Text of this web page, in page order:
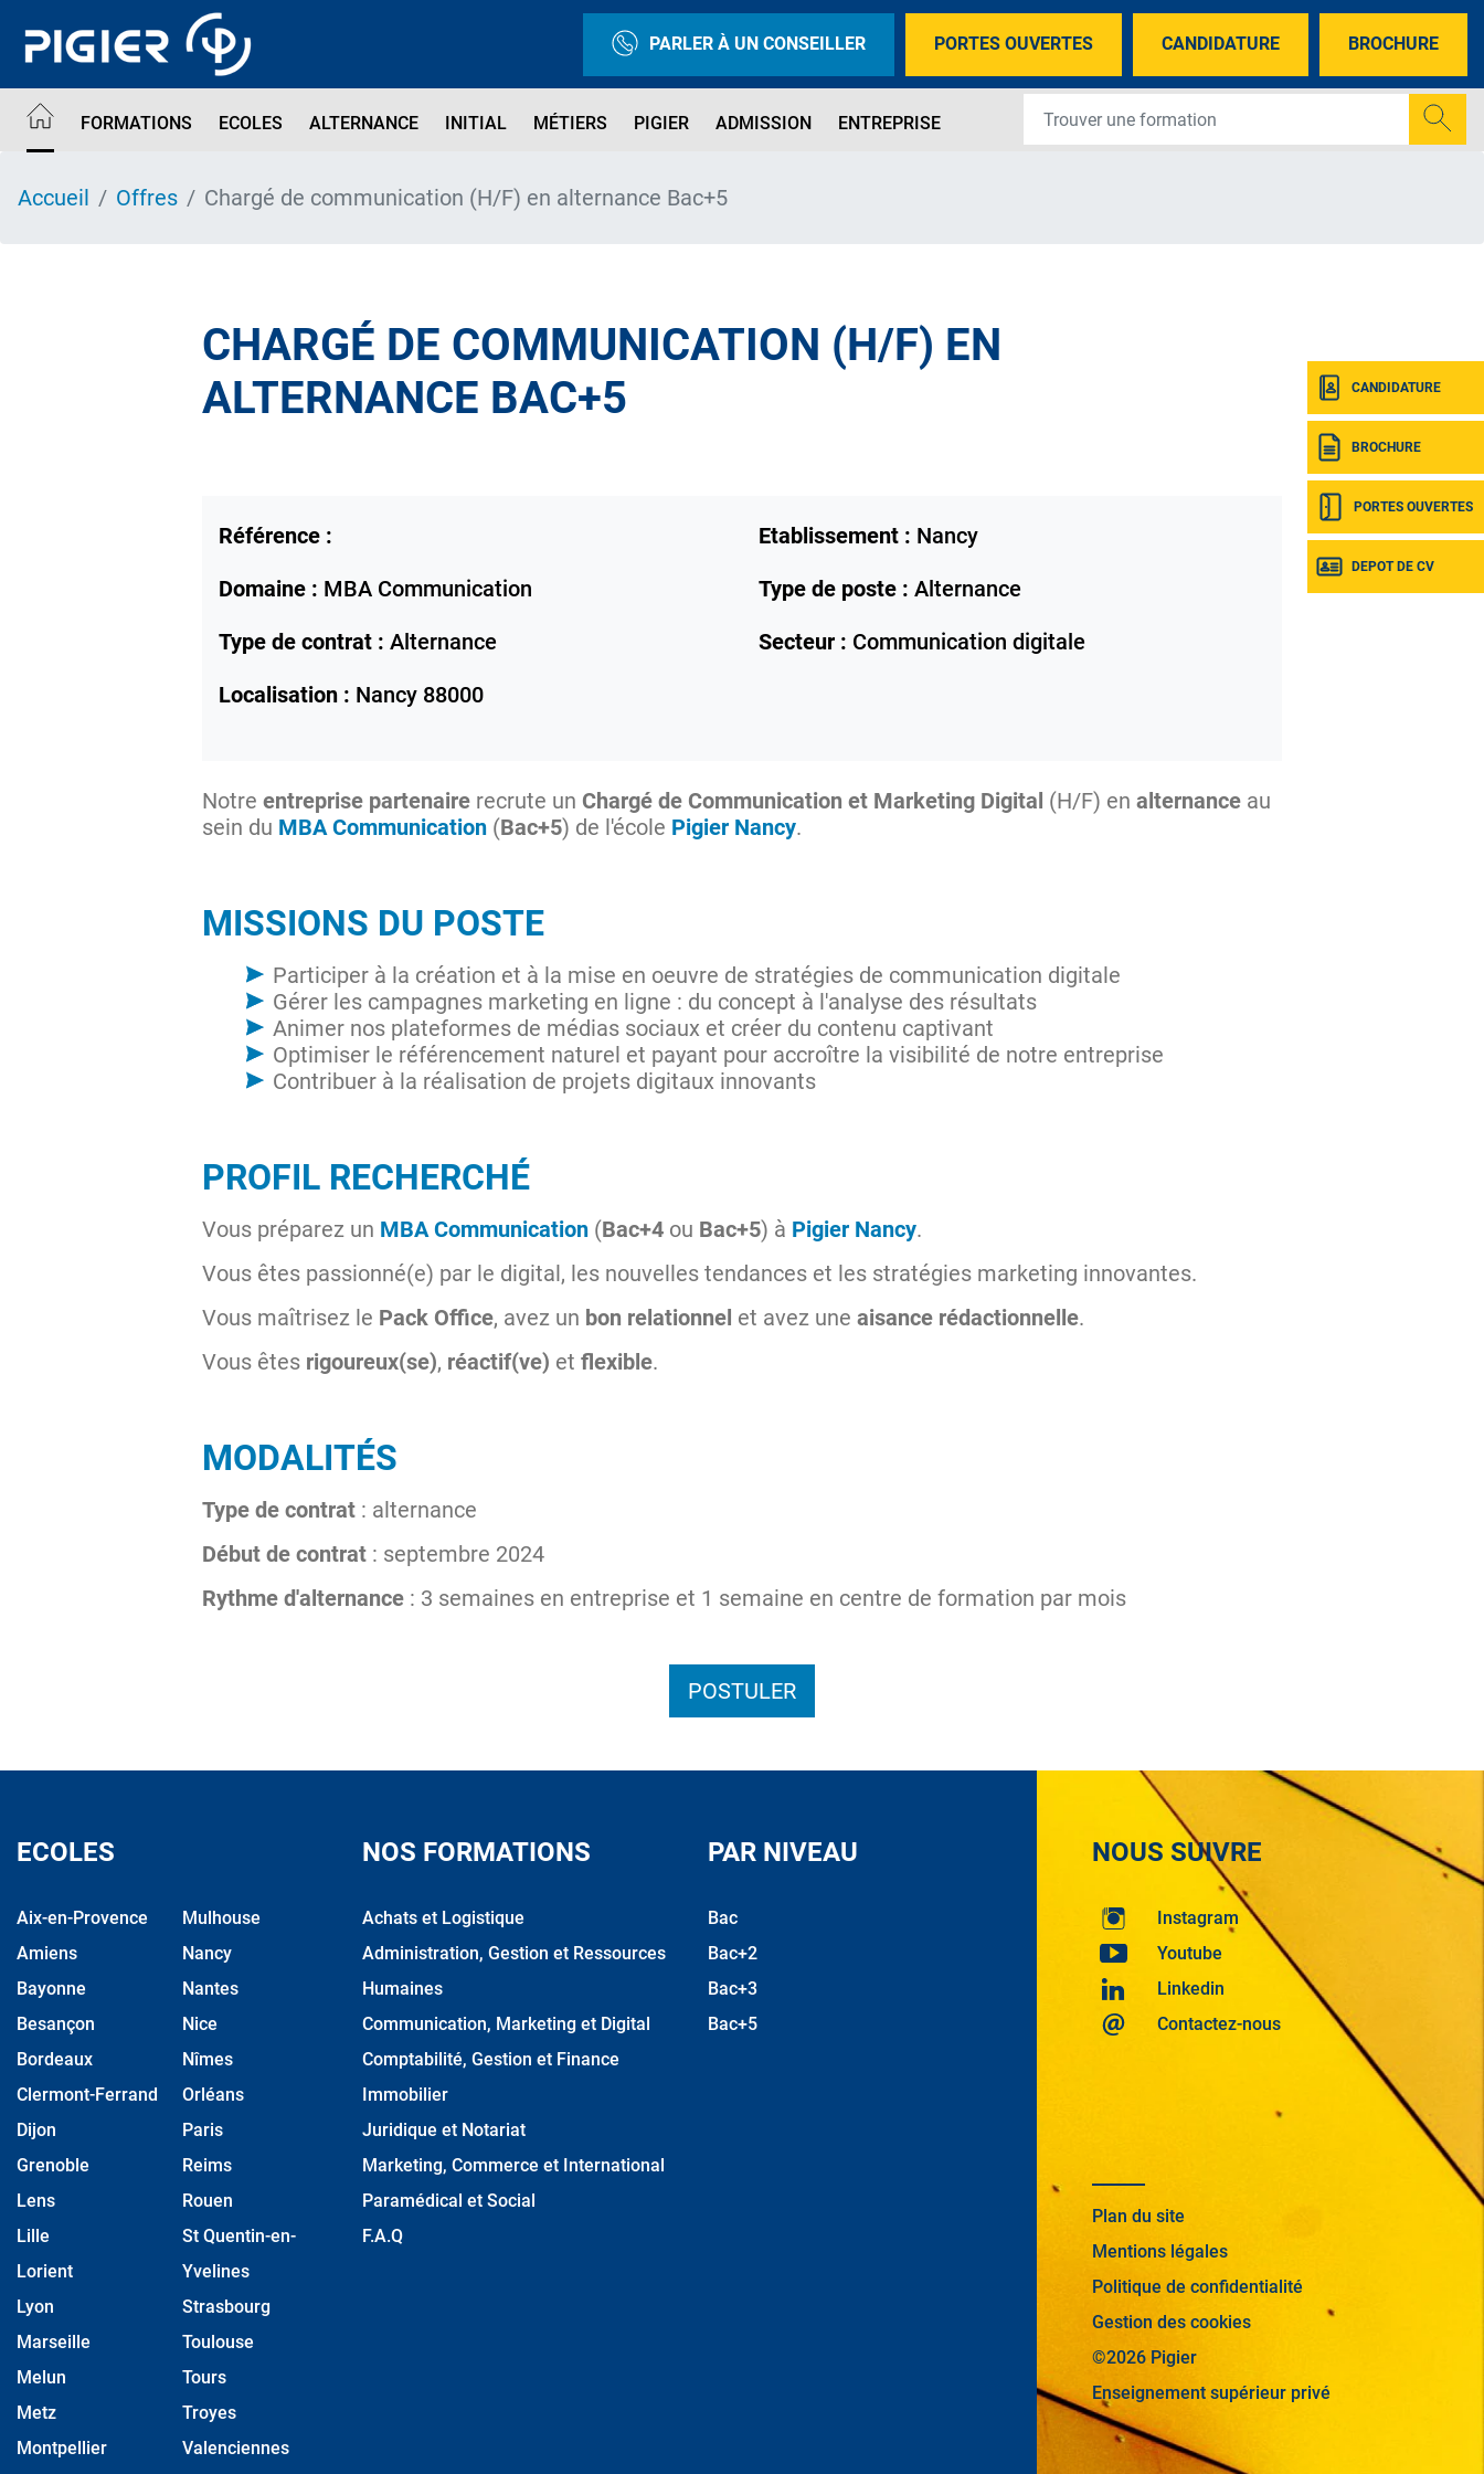
contenu
PARLER À UN CONSEILLER PORTES OUVERTES CANDIDATURE BROCHURE
FORMATIONS ECOLES ALTERNANCE INITIAL MÉTIERS PIGIER ADMISSION ENTREPRISE
CANDIDATURE
BROCHURE
PORTES OUVERTES
DEPOT DE CV
Accueil Offres Chargé de communication (H/F) en alternance Bac+5
CHARGÉ DE COMMUNICATION (H/F) EN
ALTERNANCE BAC+5
Référence : Etablissement : Nancy
Domaine : MBA Communication Type de poste : Alternance
Type de contrat : Alternance Secteur : Communication digitale
Localisation : Nancy 88000
Notre entreprise partenaire recrute un Chargé de Communication et Marketing Digital (H/F) en alternance au
sein du MBA Communication (Bac+5) de l'école Pigier Nancy.
MISSIONS DU POSTE
Participer à la création et à la mise en oeuvre de stratégies de communication digitale
Gérer les campagnes marketing en ligne : du concept à l'analyse des résultats
Animer nos plateformes de médias sociaux et créer du contenu captivant
Optimiser le référencement naturel et payant pour accroître la visibilité de notre entreprise
Contribuer à la réalisation de projets digitaux innovants
PROFIL RECHERCHÉ
Vous préparez un MBA Communication (Bac+4 ou Bac+5) à Pigier Nancy.
Vous êtes passionné(e) par le digital, les nouvelles tendances et les stratégies marketing innovantes.
Vous maîtrisez le Pack Office, avez un bon relationnel et avez une aisance rédactionnelle.
Vous êtes rigoureux(se), réactif(ve) et flexible.
MODALITÉS
Type de contrat : alternance
Début de contrat : septembre 2024
Rythme d'alternance : 3 semaines en entreprise et 1 semaine en centre de formation par mois
POSTULER
ECOLES
Aix-en-Provence
Amiens
Bayonne
Besançon
Bordeaux
Clermont-Ferrand
Dijon
Grenoble
Lens
Lille
Lorient
Lyon
Marseille
Melun
Metz
Montpellier
Mulhouse
Nancy
Nantes
Nice
Nîmes
Orléans
Paris
Reims
Rouen
St Quentin-en-
Yvelines
Strasbourg
Toulouse
Tours
Troyes
Valenciennes
NOS FORMATIONS
Achats et Logistique
Administration, Gestion et Ressources
Humaines
Communication, Marketing et Digital
Comptabilité, Gestion et Finance
Immobilier
Juridique et Notariat
Marketing, Commerce et International
Paramédical et Social
F.A.Q
PAR NIVEAU
Bac
Bac+2
Bac+3
Bac+5
NOUS SUIVRE
Instagram
Youtube
Linkedin
Contactez-nous
Plan du site
Mentions légales
Politique de confidentialité
Gestion des cookies
©2026 Pigier
Enseignement supérieur privé